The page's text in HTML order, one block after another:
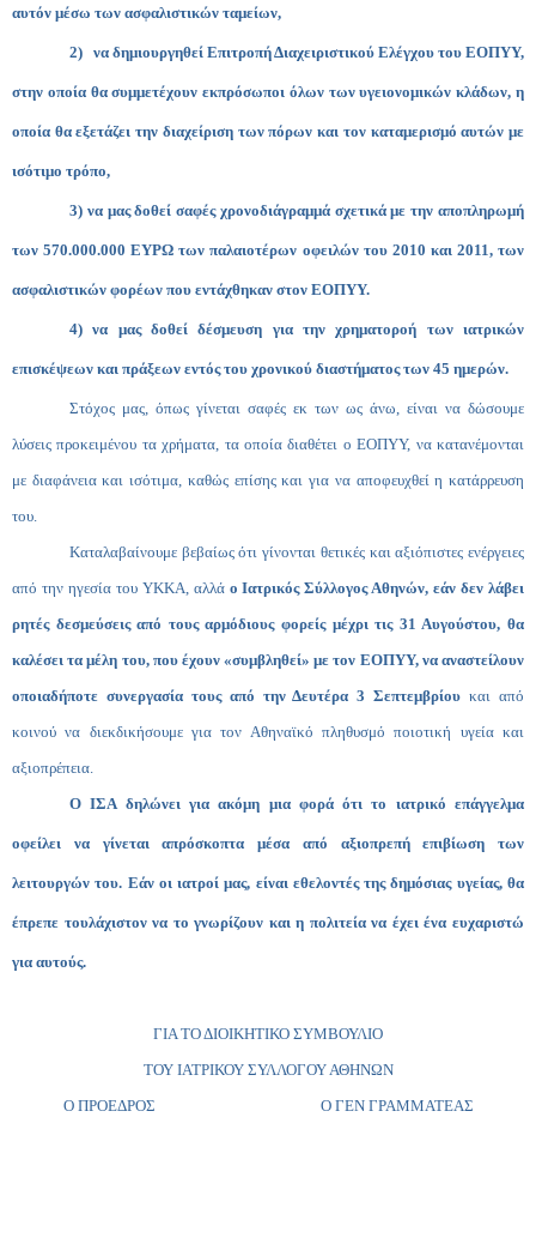
αυτόν μέσω των ασφαλιστικών ταμείων,
2) να δημιουργηθεί Επιτροπή Διαχειριστικού Ελέγχου του ΕΟΠΥΥ,
στην οποία θα συμμετέχουν εκπρόσωποι όλων των υγειονομικών κλάδων, η
οποία θα εξετάζει την διαχείριση των πόρων και τον καταμερισμό αυτών με
ισότιμο τρόπο,
3) να μας δοθεί σαφές χρονοδιάγραμμά σχετικά με την αποπληρωμή
των 570.000.000 ΕΥΡΩ των παλαιοτέρων οφειλών του 2010 και 2011, των
ασφαλιστικών φορέων που εντάχθηκαν στον ΕΟΠΥΥ.
4) να μας δοθεί δέσμευση για την χρηματοροή των ιατρικών
επισκέψεων και πράξεων εντός του χρονικού διαστήματος των 45 ημερών.
Στόχος μας, όπως γίνεται σαφές εκ των ως άνω, είναι να δώσουμε
λύσεις προκειμένου τα χρήματα, τα οποία διαθέτει ο ΕΟΠΥΥ, να κατανέμονται
με διαφάνεια και ισότιμα, καθώς επίσης και για να αποφευχθεί η κατάρρευση
του.
Καταλαβαίνουμε βεβαίως ότι γίνονται θετικές και αξιόπιστες ενέργειες
από την ηγεσία του ΥΚΚΑ, αλλά ο Ιατρικός Σύλλογος Αθηνών, εάν δεν λάβει
ρητές δεσμεύσεις από τους αρμόδιους φορείς μέχρι τις 31 Αυγούστου, θα
καλέσει τα μέλη του, που έχουν «συμβληθεί» με τον ΕΟΠΥΥ, να αναστείλουν
οποιαδήποτε συνεργασία τους από την Δευτέρα 3 Σεπτεμβρίουκαι από
κοινού να διεκδικήσουμε για τον Αθηναϊκό πληθυσμό ποιοτική υγεία και
αξιοπρέπεια.
Ο ΙΣΑ δηλώνει για ακόμη μια φορά ότι το ιατρικό επάγγελμα
οφείλει να γίνεται απρόσκοπτα μέσα από αξιοπρεπή επιβίωση των
λειτουργών του. Εάν οι ιατροί μας, είναι εθελοντές της δημόσιας υγείας, θα
έπρεπε τουλάχιστον να το γνωρίζουν και η πολιτεία να έχει ένα ευχαριστώ
για αυτούς.
ΓΙΑ ΤΟ ΔΙΟΙΚΗΤΙΚΟ ΣΥΜΒΟΥΛΙΟ
ΤΟΥ ΙΑΤΡΙΚΟΥ ΣΥΛΛΟΓΟΥ ΑΘΗΝΩΝ
Ο ΠΡΟΕΔΡΟΣ Ο ΓΕΝ ΓΡΑΜΜΑΤΕΑΣ